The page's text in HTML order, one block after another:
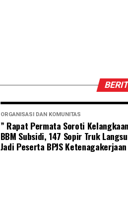
ORGANISASI DAN KOMUNITAS
” Rapat Permata Soroti Kelangkaan
BBM Subsidi, 147 Sopir Truk
Jadi Peserta BPJS